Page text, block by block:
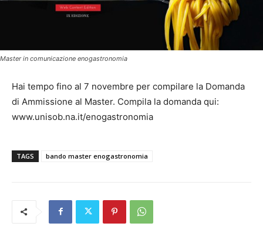
Master in comunicazione enogastronomia
Hai tempo fino al 7 novembre per compilare la Domanda
di Ammissione al Master. Compila la domanda qui:
www.unisob.na.it/enogastronomia
TAGS bando master enogastronomia